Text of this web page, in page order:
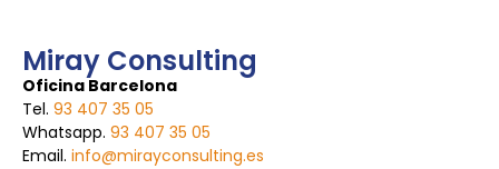
Miray Consulting
Oficina Barcelona
Tel. 93 407 35 05
Whatsapp. 93 407 35 05
Email. info@mirayconsulting.es